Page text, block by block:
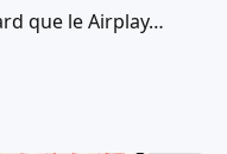
que le Airplay…